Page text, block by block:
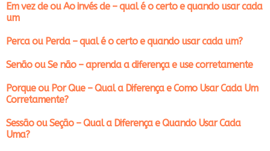
Em vez de ou Ao invés de – qual é o certo e quando usar cada
um
Perca ou Perda – qual é o certo e quando usar cada um?
Senão ou Se não – aprenda a diferença e use corretamente
Porque ou Por Que – Qual a Diferença e Como Usar Cada Um
Corretamente?
Sessão ou Seção – Qual a Diferença e Quando Usar Cada
Uma?